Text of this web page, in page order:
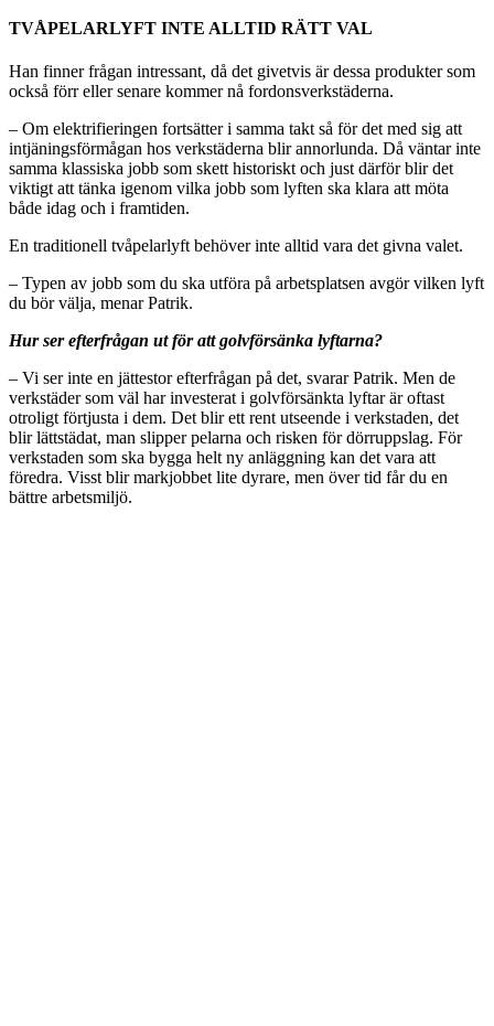
TVÅPELARLYFT INTE ALLTID RÄTT VAL
Han finner frågan intressant, då det givetvis är dessa produkter som
också förr eller senare kommer nå fordonsverkstäderna.
– Om elektrifieringen fortsätter i samma takt så för det med sig att
intjäningsförmågan hos verkstäderna blir annorlunda. Då väntar inte
samma klassiska jobb som skett historiskt och just därför blir det
viktigt att tänka igenom vilka jobb som lyften ska klara att möta
både idag och i framtiden.
En traditionell tvåpelarlyft behöver inte alltid vara det givna valet.
– Typen av jobb som du ska utföra på arbetsplatsen avgör vilken lyft
du bör välja, menar Patrik.
Hur ser efterfrågan ut för att golvförsänka lyftarna?
– Vi ser inte en jättestor efterfrågan på det, svarar Patrik. Men de
verkstäder som väl har investerat i golvförsänkta lyftar är oftast
otroligt förtjusta i dem. Det blir ett rent utseende i verkstaden, det
blir lättstädat, man slipper pelarna och risken för dörruppslag. För
verkstaden som ska bygga helt ny anläggning kan det vara att
föredra. Visst blir markjobbet lite dyrare, men över tid får du en
bättre arbetsmiljö.